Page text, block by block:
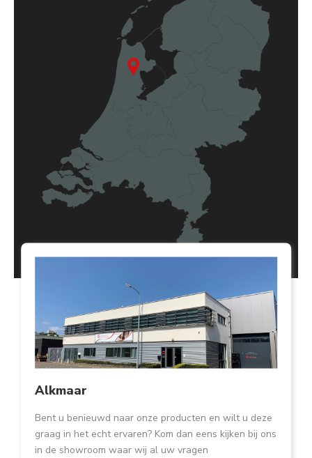
Alkmaar
Bent u benieuwd naar onze producten en wilt u deze
graag in het echt ervaren? Kom dan eens kijken bij ons
in de showroom waar wij al uw vragen